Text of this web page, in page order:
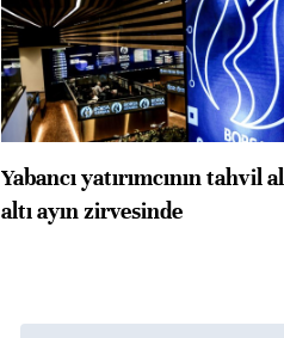
Yabancı yatırımcının tahvil
altı ayın zirvesinde